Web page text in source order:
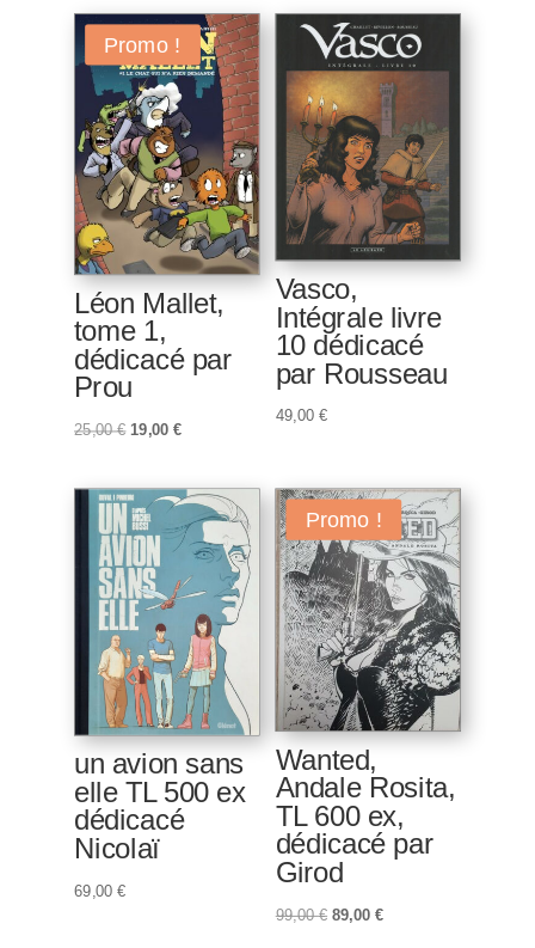
Promo !
Léon Mallet,
tome 1,
dédicacé par
Prou
25,00€ Le
initial
était :
25,00 €.
19,00€Le
actuel
est :
19,00 €.
Vasco,
Intégrale livre
10 dédicacé
par Rousseau
49,00 €
un avion sans
elle TL 500 ex
dédicacé
Nicolaï
69,00€
Promo !
Wanted,
Andale Rosita,
TL 600 ex,
dédicacé par
Girod
99,00€ Le
89,00 €Le